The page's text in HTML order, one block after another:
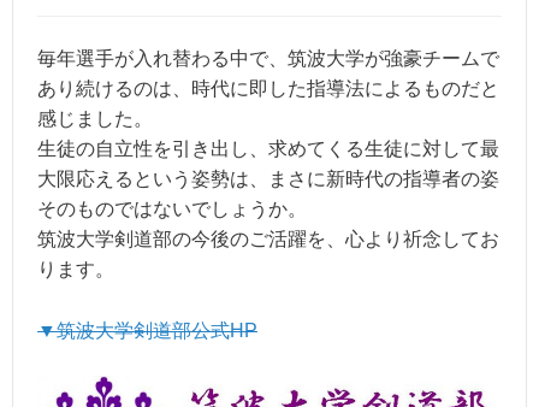
毎年選手が入れ替わる中で、筑波大学が強豪チームで
あり続けるのは、時代に即した指導法によるものだと
感じました。
生徒の自立性を引き出し、求めてくる生徒に対して最
大限応えるという姿勢は、まさに新時代の指導者の姿
そのものではないでしょうか。
筑波大学剣道部の今後のご活躍を、心より祈念してお
ります。
▼筑波大学剣道部公式HP